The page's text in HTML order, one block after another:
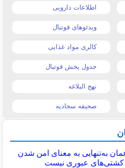
اطلاعات دارویی
ویدئوهای فوتبال
کالری مواد غذایی
جدول پخش فوتبال
نهج البلاغه
صحیفه سجادیه
به‌تنهایی به معنای امن شدن
کشتی‌های عبوری نیست